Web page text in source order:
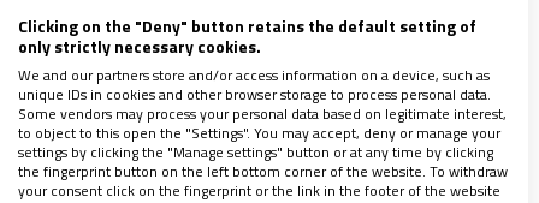
Clicking on the "Deny" button retains the default setting of
only strictly necessary cookies.
We and our partners store and/or access information on a device, such as
unique IDs in cookies and other browser storage to process personal data.
Some vendors may process your personal data based on legitimate interest,
to object to this open the "Settings". You may accept, deny or manage your
settings by clicking the "Manage settings" button or at any time by clicking
the fingerprint button on the left bottom corner of the website. To withdraw
your consent click on the fingerprint or the link in the footer of the website